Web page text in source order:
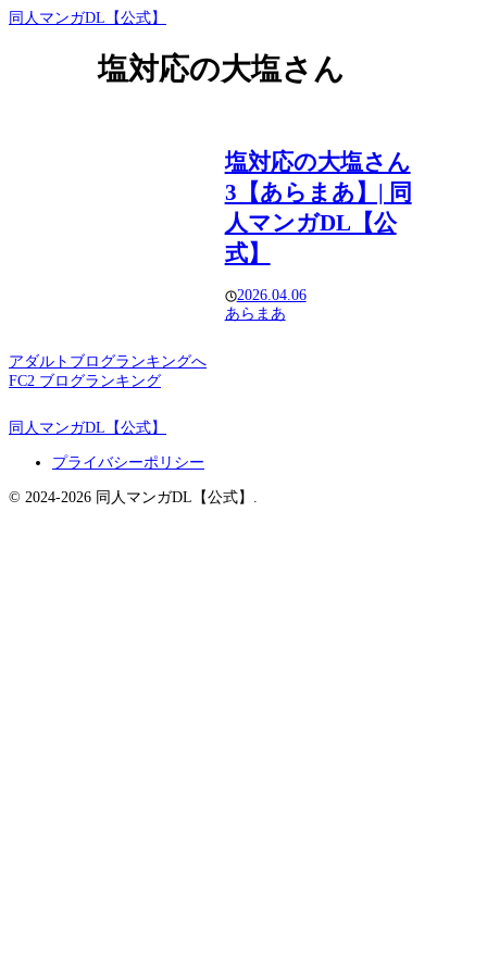
同人マンガDL【公式】
塩対応の大塩さん
塩対応の大塩さん
3【あらまあ】| 同
人マンガDL【公
式】
2026.04.06
あらまあ
アダルトブログランキングへ
FC2 ブログランキング
同人マンガDL【公式】
プライバシーポリシー
© 2024-2026 同人マンガDL【公式】.